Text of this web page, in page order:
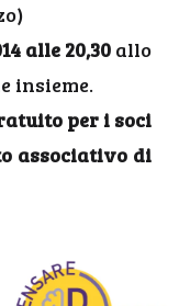
alle 20,30 allo
insieme.
per i soci
associativo di